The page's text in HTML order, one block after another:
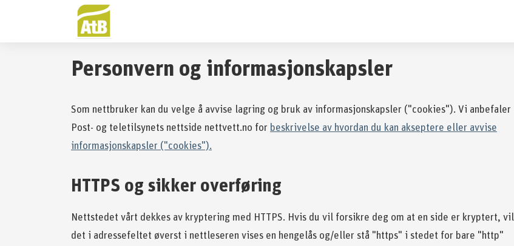
Gå til forsiden
Personvern og informasjonskapsler
Som nettbruker kan du velge å avvise lagring og bruk av informasjonskapsler ("cookies"). Vi anbefaler
Post- og teletilsynets nettside nettvett.no for beskrivelse av hvordan du kan akseptere eller avvise
informasjonskapsler ("cookies").
HTTPS og sikker overføring
Nettstedet vårt dekkes av kryptering med HTTPS. Hvis du vil forsikre deg om at en side er kryptert, vil
det i adressefeltet øverst i nettleseren vises en hengelås og/eller stå "https" i stedet for bare "http"